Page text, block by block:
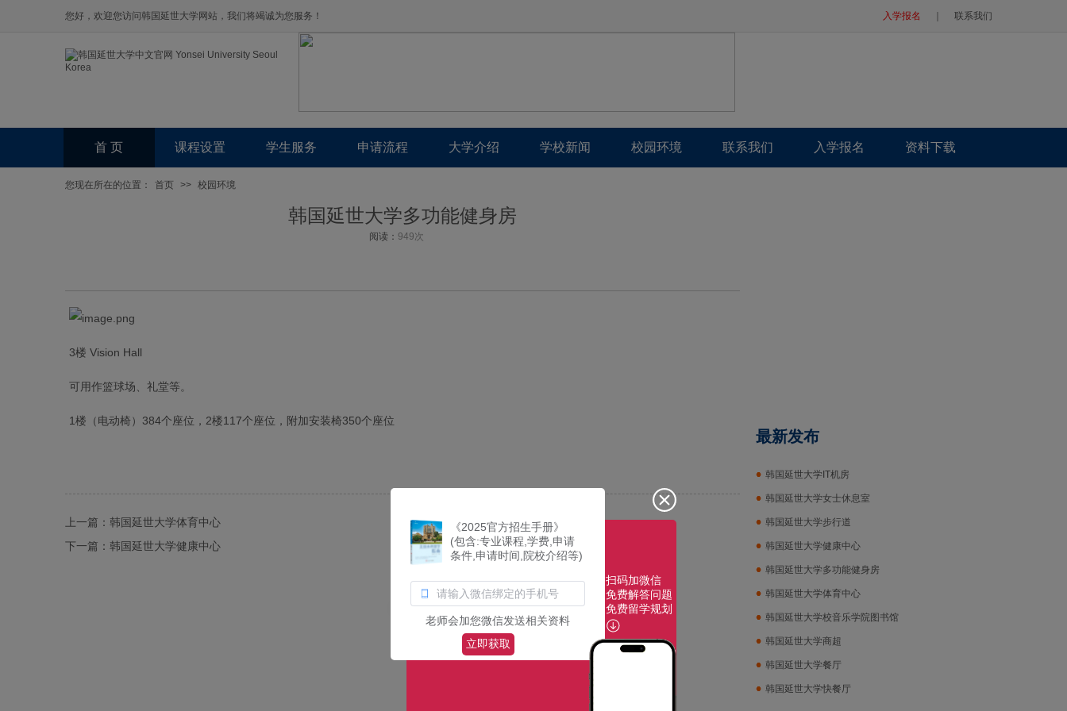
您好，欢迎您访问韩国延世大学网站，我们将竭诚为您服务！ 入学报名 联系我们
首 页 课程设置 学生服务 申请流程 大学介绍 学校新闻 校园环境 联系我们 入学报名 资料下载
您现在所在的位置： 首页 >> 校园环境
韩国延世大学多功能健身房
阅读： 949次
3楼 Vision Hall
可用作篮球场、礼堂等。
1楼（电动椅）384个座位，2楼117个座位，附加安装椅350个座位
上一篇： 韩国延世大学体育中心
下一篇： 韩国延世大学健康中心
最新发布
韩国延世大学IT机房
韩国延世大学女士休息室
韩国延世大学步行道
韩国延世大学健康中心
韩国延世大学多功能健身房
韩国延世大学体育中心
韩国延世大学校音乐学院图书馆
韩国延世大学商超
韩国延世大学餐厅
韩国延世大学快餐厅
《2025官方招生手册》
(包含:专业课程,学费,申请
条件,申请时间,院校介绍等)
老师会加您微信发送相关资料
立即获取
扫码加微信
免费解答问题
免费留学规划